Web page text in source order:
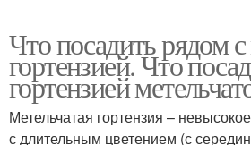
Что посадить рядом с
гортензией. Что
гортензией
Метельчатая гортензия –
с длительным цветением (с